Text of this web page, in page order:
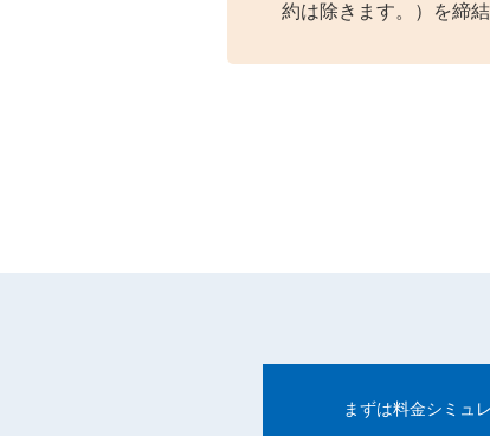
約は除きます。）を締
まずは料金シミュ